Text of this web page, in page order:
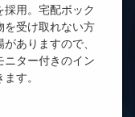
用。宅配ボック
を受け取れない方
ありますので、
ニター付きのイン
す。